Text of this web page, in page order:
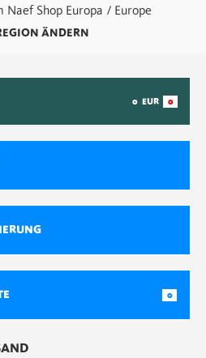
Naef Shop Europa / Europe
ÄNDERN
0 EUR 0
0